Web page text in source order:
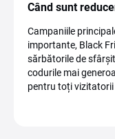
Când sunt
Campaniile
importante, Black
sărbătorile de
codurile mai
pentru toți vizitatorii